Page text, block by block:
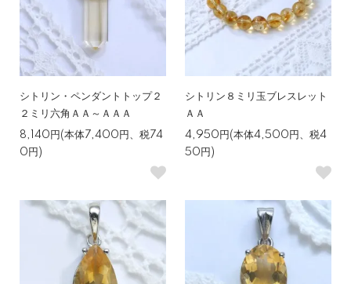
シトリン・ペンダントトップ２
２ミリ六角ＡＡ～ＡＡＡ
8,140円(本体7,400円、税74
0円)
シトリン８ミリ玉ブレスレット
ＡＡ
4,950円(本体4,500円、税4
50円)